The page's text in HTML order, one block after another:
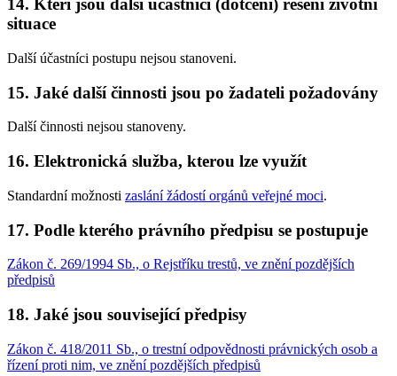
14. Kteří jsou další účastníci (dotčení) řešení životní
situace
Další účastníci postupu nejsou stanoveni.
15. Jaké další činnosti jsou po žadateli požadovány
Další činnosti nejsou stanoveny.
16. Elektronická služba, kterou lze využít
Standardní možnosti zaslání žádostí orgánů veřejné moci.
17. Podle kterého právního předpisu se postupuje
Zákon č. 269/1994 Sb., o Rejstříku trestů, ve znění pozdějších
předpisů
18. Jaké jsou související předpisy
Zákon č. 418/2011 Sb., o trestní odpovědnosti právnických osob a
řízení proti nim, ve znění pozdějších předpisů